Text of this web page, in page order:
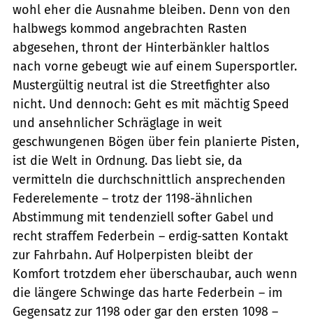
wohl eher die Ausnahme bleiben. Denn von den
halbwegs kommod angebrachten Rasten
abgesehen, thront der Hinterbänkler haltlos
nach vorne gebeugt wie auf einem Supersportler.
Mustergültig neutral ist die Streetfighter also
nicht. Und dennoch: Geht es mit mächtig Speed
und ansehnlicher Schräglage in weit
geschwungenen Bögen über fein planierte Pisten,
ist die Welt in Ordnung. Das liebt sie, da
vermitteln die durchschnittlich ansprechenden
Federelemente – trotz der 1198-ähnlichen
Abstimmung mit tendenziell softer Gabel und
recht straffem Federbein – erdig-satten Kontakt
zur Fahrbahn. Auf Holperpisten bleibt der
Komfort trotzdem eher überschaubar, auch wenn
die längere Schwinge das harte Federbein – im
Gegensatz zur 1198 oder gar den ersten 1098 –